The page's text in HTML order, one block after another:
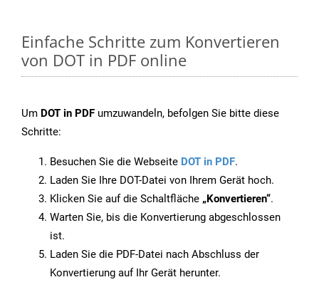
Einfache Schritte zum Konvertieren
von DOT in PDF online
Um DOT in PDF umzuwandeln, befolgen Sie bitte diese
Schritte:
Besuchen Sie die Webseite DOT in PDF.
Laden Sie Ihre DOT-Datei von Ihrem Gerät hoch.
Klicken Sie auf die Schaltfläche „Konvertieren“.
Warten Sie, bis die Konvertierung abgeschlossen
ist.
Laden Sie die PDF-Datei nach Abschluss der
Konvertierung auf Ihr Gerät herunter.